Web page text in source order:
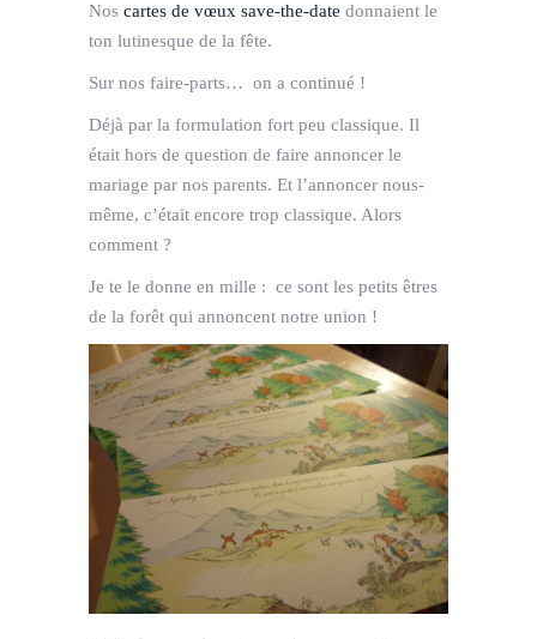
Nos cartes de vœux save-the-date donnaient le
ton lutinesque de la fête.
Sur nos faire-parts… on a continué !
Déjà par la formulation fort peu classique. Il
était hors de question de faire annoncer le
mariage par nos parents. Et l’annoncer nous-
même, c’était encore trop classique. Alors
comment ?
Je te le donne en mille : ce sont les petits êtres
de la forêt qui annoncent notre union !